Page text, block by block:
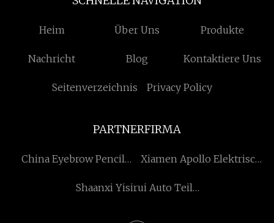
Heim Über Uns Produkte
Nachricht Blog Kontaktiere Uns
Seitenverzeichnis Privacy Policy
PARTNERFIRMA
China Eyebrow Pencil
Xiamen Apollo Elektrisch
Shaanxi Yisirui Auto Teile